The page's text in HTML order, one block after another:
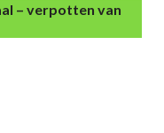
– verpotten van